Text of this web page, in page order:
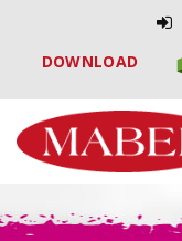
DOWNLOAD